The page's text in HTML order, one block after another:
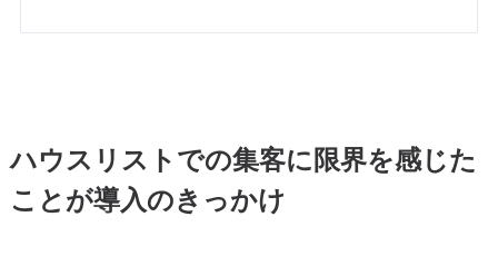
ハウスリストでの集客に限界を感じた
ことが導入のきっかけ